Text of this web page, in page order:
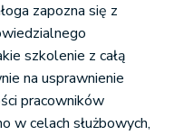
zapozna się z
szkolenie z całą
na usprawnienie
pracowników
w celach służbowych,